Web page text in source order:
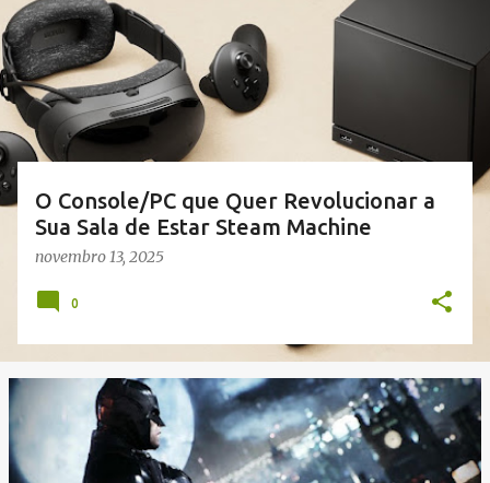
t
a
g
e
n
s
O Console/PC que Quer Revolucionar a
Sua Sala de Estar Steam Machine
novembro 13, 2025
0